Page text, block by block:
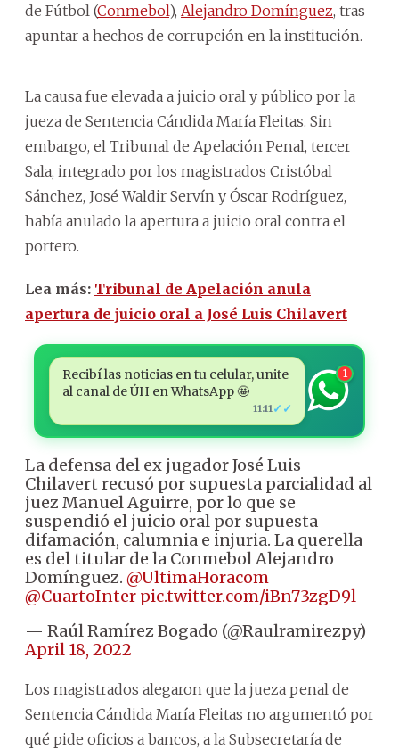
de Fútbol (Conmebol), Alejandro Domínguez, tras
apuntar a hechos de corrupción en la institución.
La causa fue elevada a juicio oral y público por la
jueza de Sentencia Cándida María Fleitas. Sin
embargo, el Tribunal de Apelación Penal, tercer
Sala, integrado por los magistrados Cristóbal
Sánchez, José Waldir Servín y Óscar Rodríguez,
había anulado la apertura a juicio oral contra el
portero.
Lea más: Tribunal de Apelación anula
apertura de juicio oral a José Luis Chilavert
Recibí las noticias en tu celular, unite
al canal de ÚH en WhatsApp 🤩
11:11 ✓✓
1
La defensa del ex jugador José Luis
Chilavert recusó por supuesta parcialidad al
juez Manuel Aguirre, por lo que se
suspendió el juicio oral por supuesta
difamación, calumnia e injuria. La querella
es del titular de la Conmebol Alejandro
Domínguez. @UltimaHoracom
@CuartoInter pic.twitter.com/iBn73zgD9l
— Raúl Ramírez Bogado (@Raulramirezpy)
April 18, 2022
Los magistrados alegaron que la jueza penal de
Sentencia Cándida María Fleitas no argumentó por
qué pide oficios a bancos, a la Subsecretaría de